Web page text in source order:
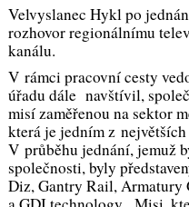
Velvyslanec Hykl po
rozhovor regionálnímu
kanálu.
V rámci pracovní cesty
úřadu dále navštívil,
misí zaměřenou na sektor
která je jedním z
V průběhu jednání, jemuž
společnosti, byly
Diz, Gantry Rail, Armatury